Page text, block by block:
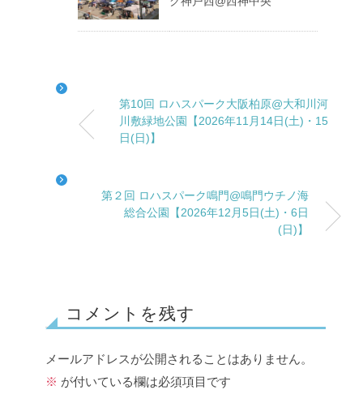
第10回 ロハスパーク大阪柏原@大和川河
川敷緑地公園【2026年11月14日(土)・15
日(日)】
第２回 ロハスパーク鳴門@鳴門ウチノ海
総合公園【2026年12月5日(土)・6日
(日)】
コメントを残す
メールアドレスが公開されることはありません。
※ が付いている欄は必須項目です